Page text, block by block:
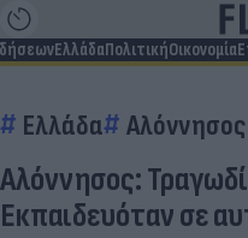
ΕλλάδαΠολιτικήΟικονομία
Ελλάδα Αλόννησος
Αλόννησος:
Εκπαιδευόταν σε